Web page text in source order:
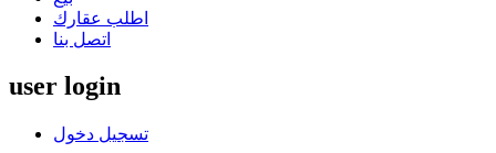
اطلب عقارك
اتصل بنا
user login
تسجيل دخول